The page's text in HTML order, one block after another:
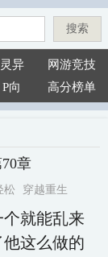
搜索
异
网游竞技
向 高分榜单
章
松 穿越重生
就能乱来
这么做的